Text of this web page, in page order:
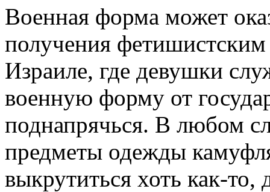
Военная форма может
получения
Израиле, где девушки
военную форму от
поднапрячься. В любом
предметы одежды
выкрутиться хоть как-то,